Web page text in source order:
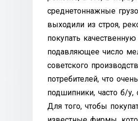
среднетоннажные
выходили из строя,
покупать
подавляющее число
советского
потребителей, что
подшипники, часто б/
Для того, чтобы